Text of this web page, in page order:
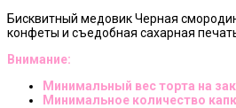
Бисквитный медовик Черная
конфеты и съедобная сахарная
Внимание:
Минимальный вес торта на
Минимальное количество